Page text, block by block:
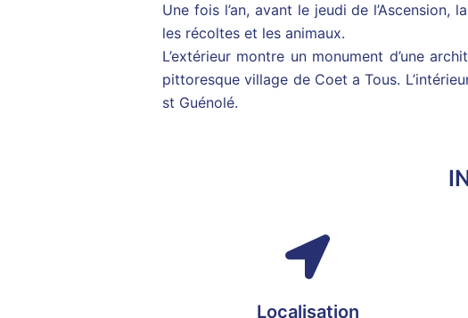
Une fois l’an, avant le jeudi de
les récoltes et les animaux.
L’extérieur montre un monument d’une
pittoresque village de Coet a Tous.
st Guénolé.
Localisation